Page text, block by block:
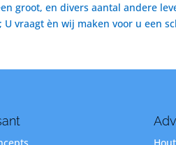
groot, en divers aantal andere
vraagt èn wij maken voor u een